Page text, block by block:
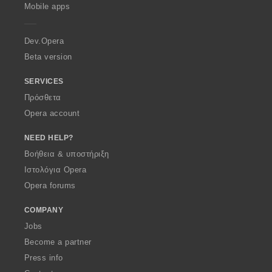
a
Mobile apps
Dev.Opera
Beta version
SERVICES
Πρόσθετα
Opera account
NEED HELP?
Βοήθεια & υποστήριξη
Ιστολόγια Opera
Opera forums
COMPANY
Jobs
Become a partner
Press info